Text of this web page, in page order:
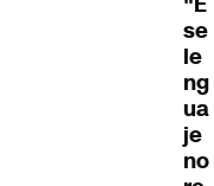
se
le
ng
ua
je
no